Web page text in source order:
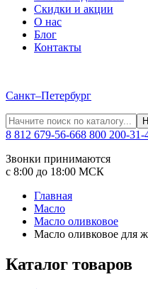
Скидки и акции
О нас
Блог
Контакты
Санкт–Петербург
8 812 679-56-668 800 200-31-
Звонки принимаются
с 8:00 до 18:00 МСК
Главная
Масло
Масло оливковое
Масло оливковое для
Каталог товаров